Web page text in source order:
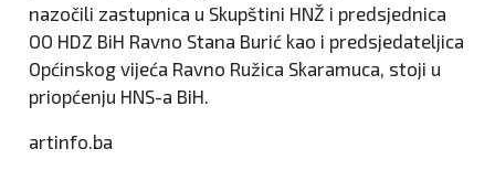
nazočili zastupnica u Skupštini HNŽ i predsjednica
OO HDZ BiH Ravno Stana Burić kao i predsjedateljica
Općinskog vijeća Ravno Ružica Skaramuca, stoji u
priopćenju HNS-a BiH.
artinfo.ba